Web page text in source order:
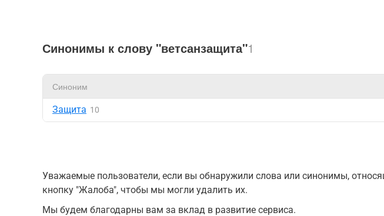
Синонимы к слову "ветсанзащита"1
Синоним
Защита 10
Уважаемые пользователи, если вы обнаружили слова или синонимы,
кнопку "Жалоба", чтобы мы могли удалить их.
Мы будем благодарны вам за вклад в развитие сервиса.